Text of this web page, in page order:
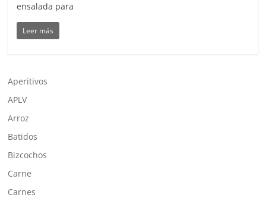
ensalada para
Leer más
Aperitivos
APLV
Arroz
Batidos
Bizcochos
Carne
Carnes